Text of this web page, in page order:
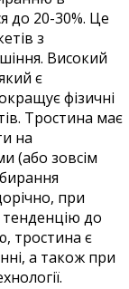
до 20-30%. Це
з
Високий
є
фізичні
Тростина має
на
(або зовсім
при
тенденцію до
тростина є
а також при